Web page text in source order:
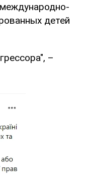
детей
–